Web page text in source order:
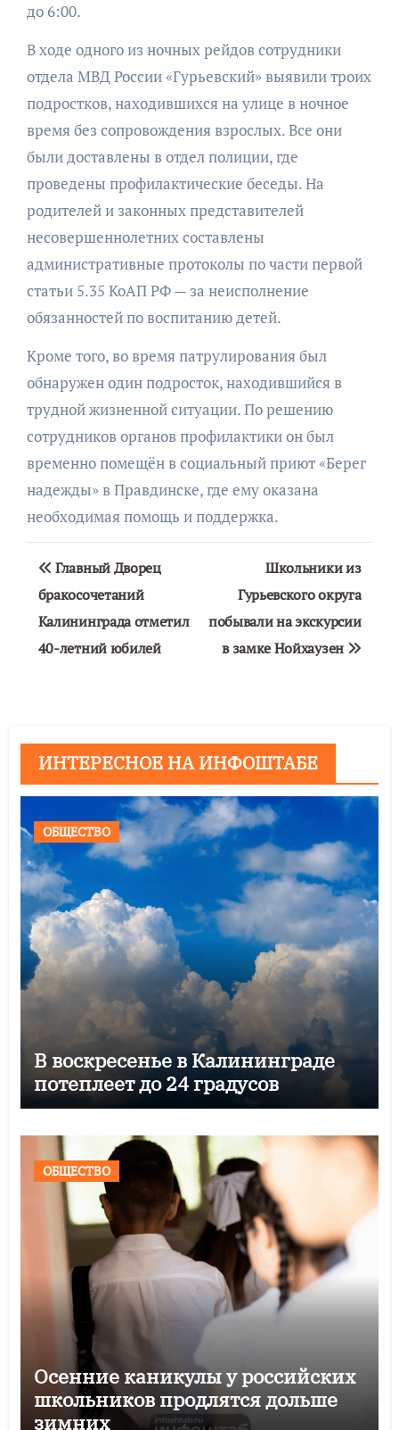
до 6:00.
В ходе одного из ночных рейдов сотрудники
отдела МВД России «Гурьевский» выявили троих
подростков, находившихся на улице в ночное
время без сопровождения взрослых. Все они
были доставлены в отдел полиции, где
проведены профилактические беседы. На
родителей и законных представителей
несовершеннолетних составлены
административные протоколы по части первой
статьи 5.35 КоАП РФ — за неисполнение
обязанностей по воспитанию детей.
Кроме того, во время патрулирования был
обнаружен один подросток, находившийся в
трудной жизненной ситуации. По решению
сотрудников органов профилактики он был
временно помещён в социальный приют «Берег
надежды» в Правдинске, где ему оказана
необходимая помощь и поддержка.
Навигация
по
записям
Главный Дворец
бракосочетаний
Калининграда отметил
40-летний юбилей
Школьники из
Гурьевского округа
побывали на экскурсии
в замке Нойхаузен
ИНТЕРЕСНОЕ НА ИНФОШТАБЕ
ОБЩЕСТВО
В воскресенье в Калининграде
потеплеет до 24 градусов
ОБЩЕСТВО
Осенние каникулы у российских
школьников продлятся дольше
зимних